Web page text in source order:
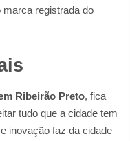
registrada do
Ribeirão Preto, fica
tudo que a cidade tem
inovação faz da cidade